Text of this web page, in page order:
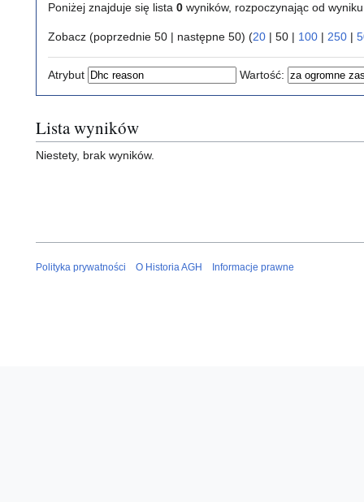
Poniżej znajduje się lista 0 wyników, rozpoczynając od
Zobacz (poprzednie 50 | następne 50) (20 | 50 | 100 | 250 |
Atrybut Wartość:
Lista wyników
Niestety, brak wyników.
Polityka prywatności O Historia AGH Informacje prawne